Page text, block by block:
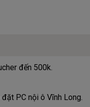
đến 500k.
PC nội ô Vĩnh Long.